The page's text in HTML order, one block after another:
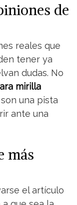
de
reales que
tener ya
dudas. No
mirilla
una pista
ante una
más
el artículo